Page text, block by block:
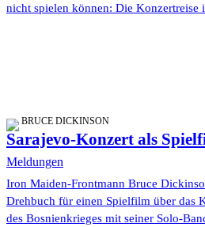
nicht spielen können: Die Konzertreise
BRUCE DICKINSON
Sarajevo-Konzert als
Meldungen
Iron Maiden-Frontmann Bruce
Drehbuch für einen Spielfilm über das
des Bosnienkrieges mit seiner Solo-